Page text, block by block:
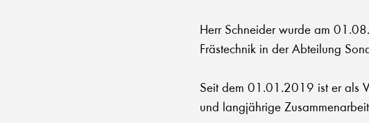
Herr Schneider wurde am
Frästechnik in der Abteilung
Seit dem 01.01.2019 ist er als
und langjährige